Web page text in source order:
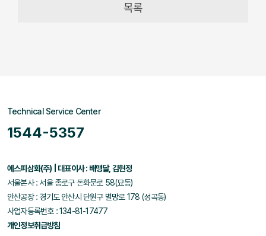
목록
Technical Service Center
1544-5357
에스피삼화(주) | 대표이사 : 배맹달, 김현정
서울본사 : 서울 종로구 돈화문로 58(묘동)
안산공장 : 경기도 안산시 단원구 별망로 178 (성곡동)
사업자등록번호 : 134-81-17477
개인정보취급방침